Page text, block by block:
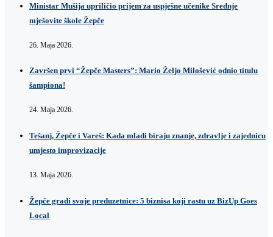
Ministar Mušija upriličio prijem za uspješne učenike Srednje
mješovite škole Žepče
26. Maja 2026.
Završen prvi “Žepče Masters”: Mario Željo Milošević odnio titulu
šampiona!
24. Maja 2026.
Tešanj, Žepče i Vareš: Kada mladi biraju znanje, zdravlje i zajednicu
umjesto improvizacije
13. Maja 2026.
Žepče gradi svoje preduzetnice: 5 biznisa koji rastu uz BizUp Goes
Local